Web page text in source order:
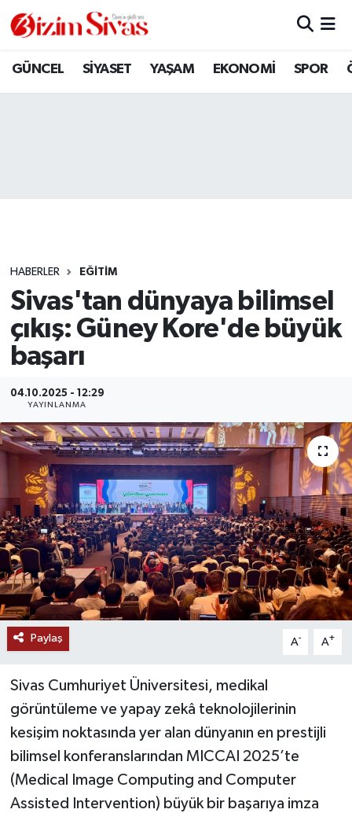
GÜNCEL SİYASET YAŞAM EKONOMİ SPOR
HABERLER EĞİTİM
Sivas'tan dünyaya bilimsel
çıkış: Güney Kore'de büyük
başarı
04.10.2025 - 12:29
YAYINLANMA
Paylaş A- A+
Sivas Cumhuriyet Üniversitesi, medikal
görüntüleme ve yapay zekâ teknolojilerinin
kesişim noktasında yer alan dünyanın en prestijli
bilimsel konferanslarından MICCAI 2025’te
(Medical Image Computing and Computer
Assisted Intervention) büyük bir başarıya imza
ARAMIZDAN AYRILANLAR
GÜNCEL
KÜLTÜR
ÖZEL HABER
RESMİ İLANLAR
SAĞLIK
SİYASET
SOSYAL YARDIMLAR
SPONSORLU YAZI
TEKNOLOJİ
YAŞAM
Sivas Nöbetçi Eczaneler
Son Dakika Haberleri
Haber Arşivi